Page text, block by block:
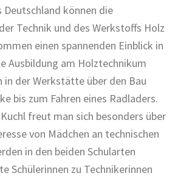
Deutschland können die
Technik und des Werkstoffs Holz
einen spannenden Einblick in
Ausbildung am Holztechnikum
in der Werkstätte über den Bau
bis zum Fahren eines Radladers.
freut man sich besonders über
von Mädchen an technischen
in den beiden Schularten
Schülerinnen zu Technikerinnen